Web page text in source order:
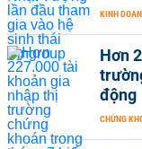
KINH
Hơn
động
CHỨNG